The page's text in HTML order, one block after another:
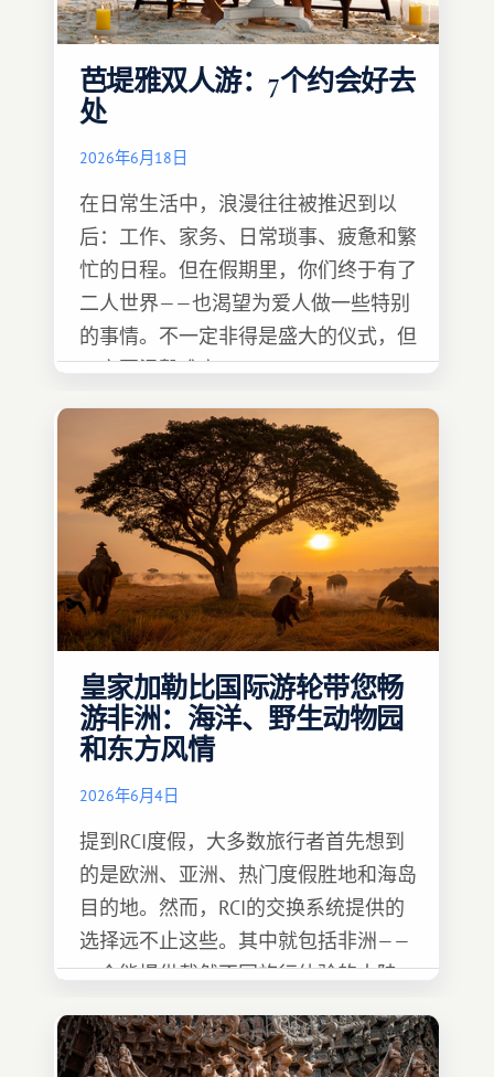
芭堤雅双人游：7个约会好去
处
2026年6月18日
在日常生活中，浪漫往往被推迟到以
后：工作、家务、日常琐事、疲惫和繁
忙的日程。但在假期里，你们终于有了
二人世界——也渴望为爱人做一些特别
的事情。不一定非得是盛大的仪式，但
一定要温馨难忘 :)
皇家加勒比国际游轮带您畅
游非洲：海洋、野生动物园
和东方风情
2026年6月4日
提到RCI度假，大多数旅行者首先想到
的是欧洲、亚洲、热门度假胜地和海岛
目的地。然而，RCI的交换系统提供的
选择远不止这些。其中就包括非洲——
一个能提供截然不同旅行体验的大陆。